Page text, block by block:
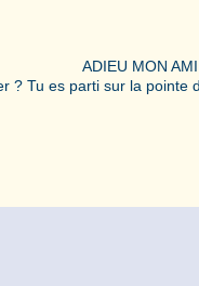
ADIEU MON AMI
? Tu es parti sur la pointe